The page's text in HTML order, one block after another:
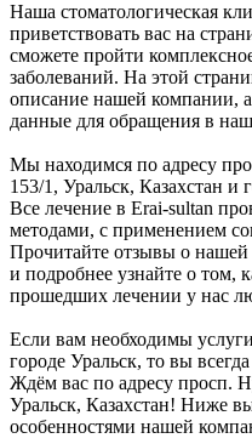
Наша стоматологическая
приветствовать вас на
сможете пройти
заболеваний. На этой
описание нашей компании,
данные для обращения в
Мы находимся по адресу
153/1, Уральск, Казахстан
Все лечение в Erai-sultan
методами, с применением
Прочитайте отзывы о
и подробнее узнайте о том,
прошедших лечении у нас
Если вам необходимы
городе Уральск, то вы
Ждём вас по адресу просп.
Уральск, Казахстан! Ниже
особенностями нашей